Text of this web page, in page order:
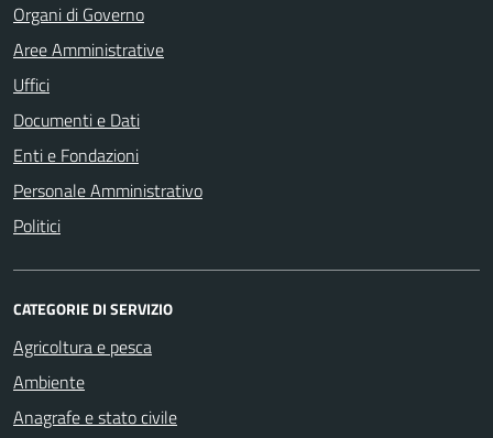
Organi di Governo
Aree Amministrative
Uffici
Documenti e Dati
Enti e Fondazioni
Personale Amministrativo
Politici
CATEGORIE DI SERVIZIO
Agricoltura e pesca
Ambiente
Anagrafe e stato civile